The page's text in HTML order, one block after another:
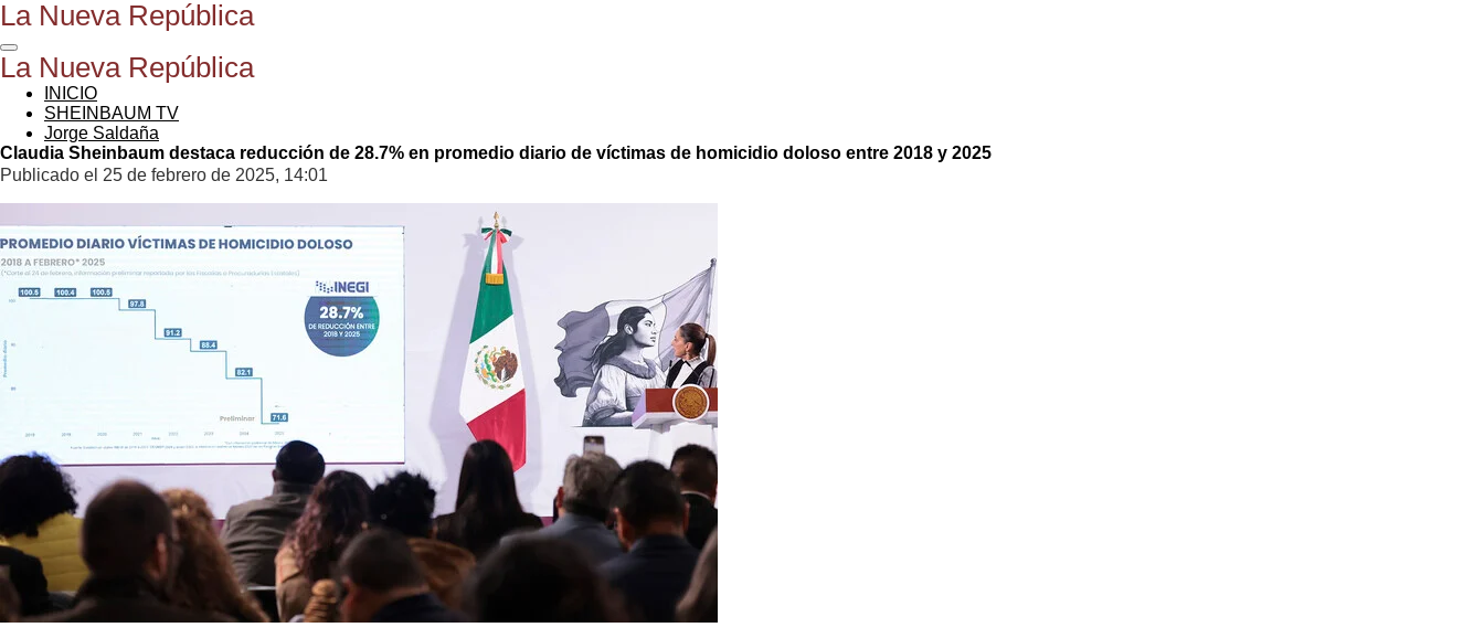
Ir
contenido
principal
La Nueva República
La Nueva República
INICIO
SHEINBAUM TV
Jorge Saldaña
Claudia Sheinbaum destaca reducción de 28.7% en promedio diario de víctimas de homicidio doloso entre 2018 y 2025
Publicado el 25 de febrero de 2025, 14:01